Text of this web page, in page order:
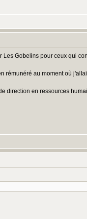
Les Gobelins pour ceux qui
rémunéré au moment où
direction en ressources